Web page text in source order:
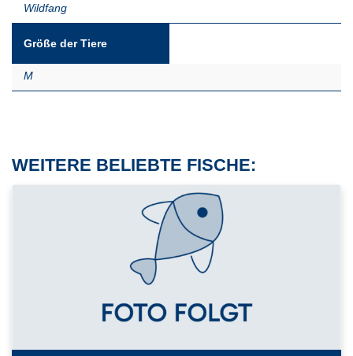
Wildfang
Größe der Tiere
M
WEITERE BELIEBTE FISCHE: